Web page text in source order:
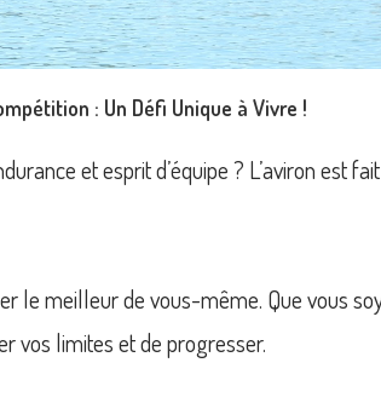
: Un Défi Unique à Vivre !
et esprit d’équipe ? L’aviron est
le meilleur de vous-même. Que vous
vos limites et de progresser.